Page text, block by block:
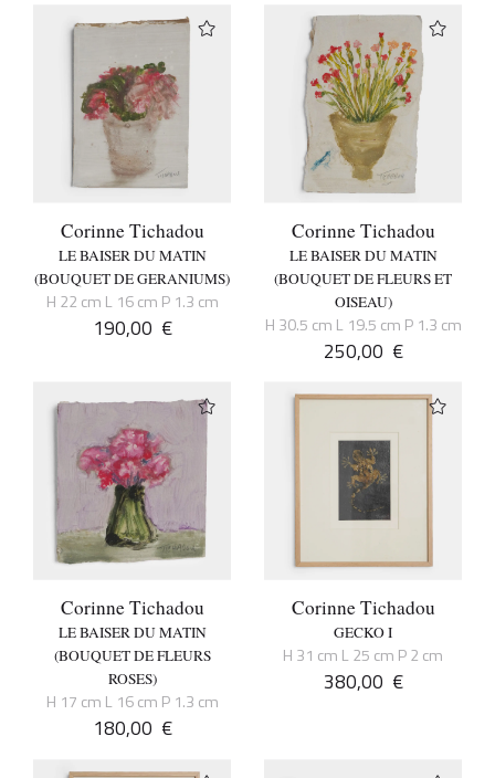
Corinne Tichadou
LE BAISER DU MATIN
(BOUQUET DE GERANIUMS)
H 22 cm L 16 cm P 1.3 cm
190,00 €
Corinne Tichadou
LE BAISER DU MATIN
(BOUQUET DE FLEURS ET
OISEAU)
H 30.5 cm L 19.5 cm P 1.3 cm
250,00 €
Corinne Tichadou
LE BAISER DU MATIN
(BOUQUET DE FLEURS
ROSES)
H 17 cm L 16 cm P 1.3 cm
180,00 €
Corinne Tichadou
GECKO I
H 31 cm L 25 cm P 2 cm
380,00 €